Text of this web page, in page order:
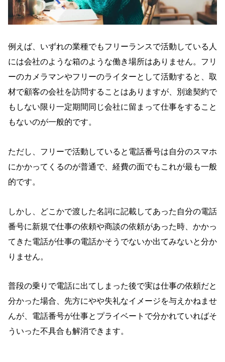
例えば、いずれの業種でもフリーランスで活動している人
には会社のような箱のような働き場所はありません。フリ
ーのカメラマンやフリーのライターとして活動すると、取
材で顧客の会社を訪問することはありますが、別途契約で
もしない限り一定期間同じ会社に留まって仕事をすること
もないのが一般的です。
ただし、フリーで活動していると電話番号は自分のスマホ
にかかってくるのが普通で、経費の面でもこれが最も一般
的です。
しかし、どこかで渡した名詞に記載してあった自分の電話
番号に新規で仕事の依頼や商談の依頼があった時、かかっ
てきた電話が仕事の電話かそうでないか出てみないと分か
りません。
普段の乗りで電話に出てしまった後で実は仕事の依頼だと
分かった場合、先方にやや失礼なイメージを与えかねませ
んが、電話番号が仕事とプライベートで分かれていればそ
ういった不具合も解消できます。